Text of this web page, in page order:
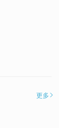
更多